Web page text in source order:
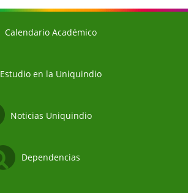
Calendario Académico
Estudio en la Uniquindio
Noticias Uniquindio
Dependencias